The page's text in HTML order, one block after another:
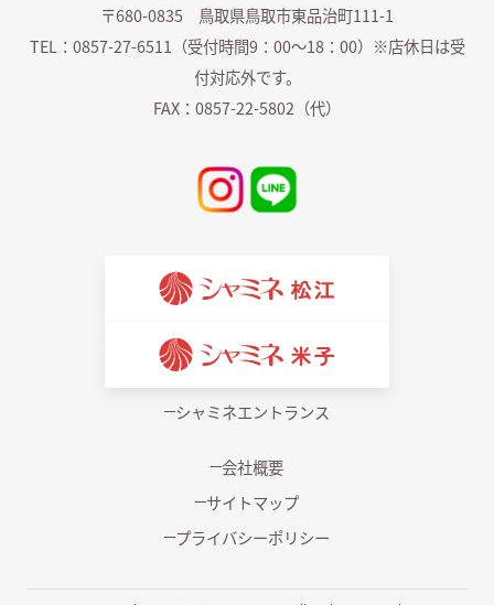
シャミネエントランス
〒680-0835 鳥取県鳥取市東品治町111-1
TEL：0857-27-6511（受付時間9：00～18：00）※店休日は受
付対応外です。
FAX：0857-22-5802（代）
シャミネエントランス
会社概要
サイトマップ
プライバシーポリシー